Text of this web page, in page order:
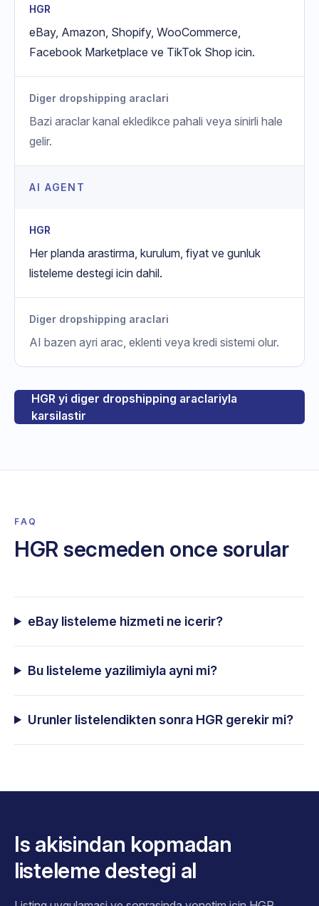
HGR
eBay, Amazon, Shopify, WooCommerce,
Facebook Marketplace ve TikTok Shop icin.
Diger dropshipping araclari
Bazi araclar kanal ekledikce pahali veya sinirli hale
gelir.
AI AGENT
HGR
Her planda arastirma, kurulum, fiyat ve gunluk
listeleme destegi icin dahil.
Diger dropshipping araclari
AI bazen ayri arac, eklenti veya kredi sistemi olur.
HGR yi diger dropshipping araclariyla
karsilastir
FAQ
HGR secmeden once sorular
eBay listeleme hizmeti ne icerir?
Bu listeleme yazilimiyla ayni mi?
Urunler listelendikten sonra HGR gerekir mi?
Is akisindan kopmadan
listeleme destegi al